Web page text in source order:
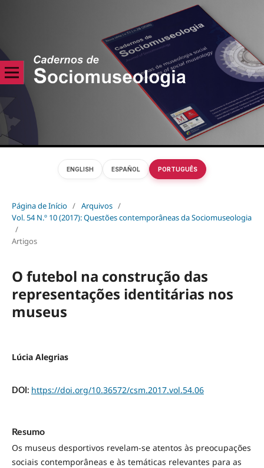
Página de Início / Arquivos /
Vol. 54 N.º 10 (2017): Questões contemporâneas da Sociomuseologia
/
Artigos
O futebol na construção das
representações identitárias nos
museus
Lúcia Alegrias
DOI: https://doi.org/10.36572/csm.2017.vol.54.06
Resumo
Os museus desportivos revelam-se atentos às preocupações
sociais contemporâneas e às temáticas relevantes para as
ENGLISH ESPAÑOL PORTUGUÊS